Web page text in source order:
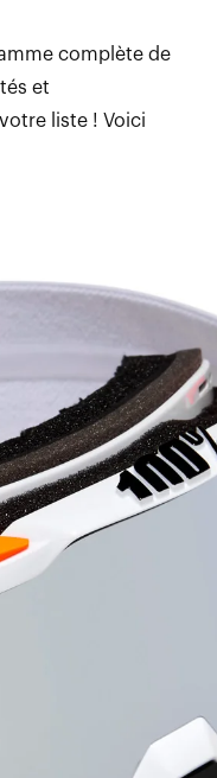
complète de
et
liste ! Voici